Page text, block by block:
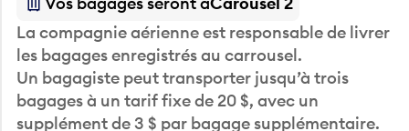
La compagnie aérienne est responsable de livrer
les bagages enregistrés au carrousel.
Un bagagiste peut transporter jusqu’à trois
bagages à un tarif fixe de 20 $, avec un
supplément de 3 $ par bagage supplémentaire.
Les services supplémentaires comprennent :